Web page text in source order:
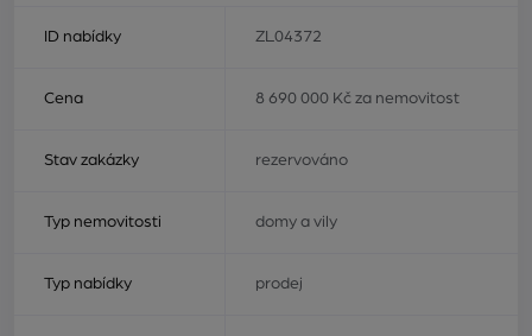
ID nabídky ZL04372
Cena 8 690 000 Kč za nemovitost
Stav zakázky rezervováno
Typ nemovitosti domy a vily
Typ nabídky prodej